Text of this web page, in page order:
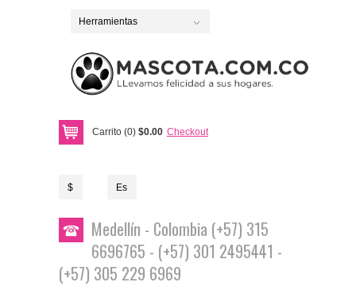
Herramientas
Carrito (0) $0.00 Checkout
$ Es
Medellín - Colombia (+57) 315
6696765 - (+57) 301 2495441 -
(+57) 305 229 6969